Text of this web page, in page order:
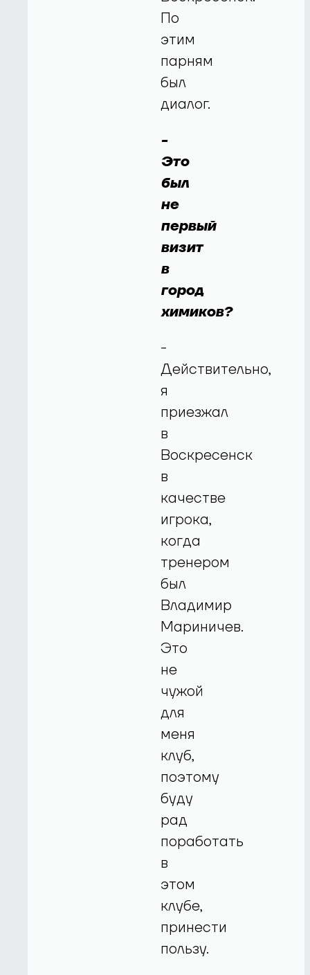
По
этим
парням
был
диалог.
-
Это
был
не
первый
визит
в
город
химиков?
-
Действительно,
я
приезжал
в
Воскресенск
в
качестве
игрока,
когда
тренером
был
Владимир
Мариничев.
Это
не
чужой
для
меня
клуб,
поэтому
буду
рад
поработать
в
этом
клубе,
принести
пользу.